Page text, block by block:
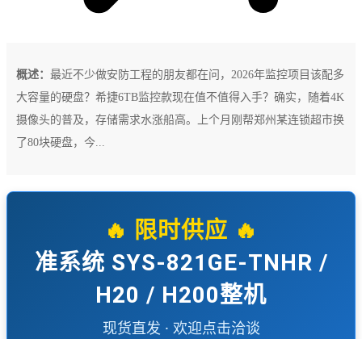
概述： 最近不少做安防工程的朋友都在问，2026年监控项目该配多
大容量的硬盘？希捷6TB监控款现在值不值得入手？确实，随着4K
摄像头的普及，存储需求水涨船高。上个月刚帮郑州某连锁超市换
了80块硬盘，今...
🔥 限时供应 🔥
准系统 SYS-821GE-TNHR /
H20 / H200整机
现货直发 · 欢迎点击洽谈